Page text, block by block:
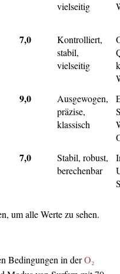
vielseitig
7,0
Kontrolliert,
stabil,
vielseitig
9,0
Ausgewogen,
präzise,
klassisch
7,0
Stabil, robust,
berechenbar
um alle Werte zu sehen.
Bedingungen in derO₂